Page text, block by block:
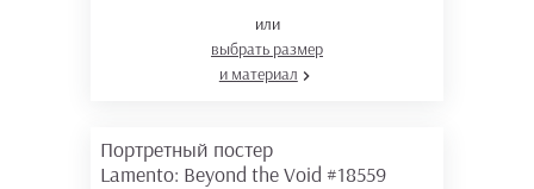
или
выбрать размер
и материал
Портретный постер
Lamento: Beyond the Void #18559